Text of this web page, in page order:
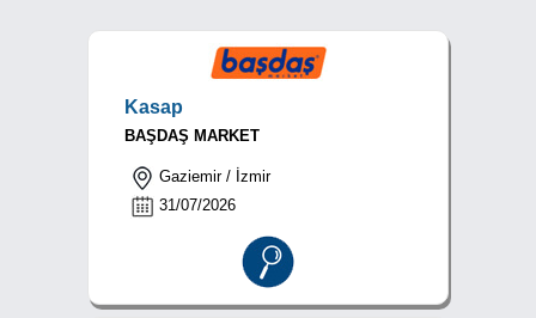
Kasap
BAŞDAŞ MARKET
Gaziemir / İzmir
31/07/2026